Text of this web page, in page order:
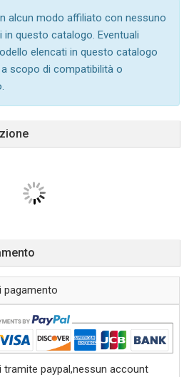
alcun modo affiliato con nessuno
questo catalogo. Eventuali
elencati in questo catalogo
scopo di compatibilità o
pagamento
tramite paypal,nessun account